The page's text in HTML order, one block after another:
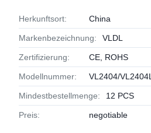
Herkunftsort: China
Markenbezeichnung: VLDL
Zertifizierung: CE, ROHS
Modellnummer: VL2404/VL2404L
Mindestbestellmenge: 12 PCS
Preis: negotiable